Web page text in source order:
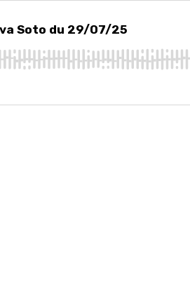
du 29/07/25
Soto du 29/07/25